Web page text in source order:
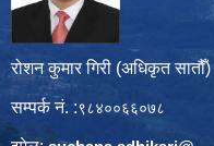
रोशन कुमार गिरी (अधिकृत सातौँ)
सम्पर्क नं. :९८४००६६०७८